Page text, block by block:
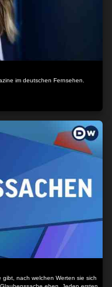
im deutschen Fernsehen.
nach welchen Werten sie sich